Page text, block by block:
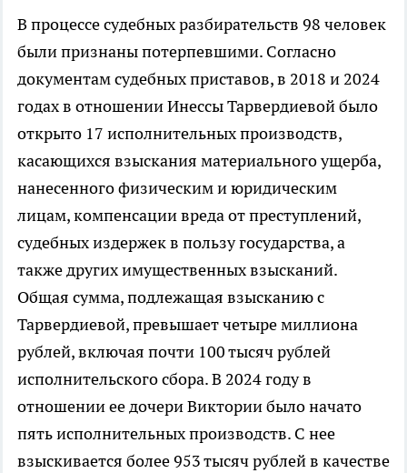
В процессе судебных разбирательств 98 человек
были признаны потерпевшими. Согласно
документам судебных приставов, в 2018 и 2024
годах в отношении Инессы Тарвердиевой было
открыто 17 исполнительных производств,
касающихся взыскания материального ущерба,
нанесенного физическим и юридическим
лицам, компенсации вреда от преступлений,
судебных издержек в пользу государства, а
также других имущественных взысканий.
Общая сумма, подлежащая взысканию с
Тарвердиевой, превышает четыре миллиона
рублей, включая почти 100 тысяч рублей
исполнительского сбора. В 2024 году в
отношении ее дочери Виктории было начато
пять исполнительных производств. С нее
взыскивается более 953 тысяч рублей в качестве